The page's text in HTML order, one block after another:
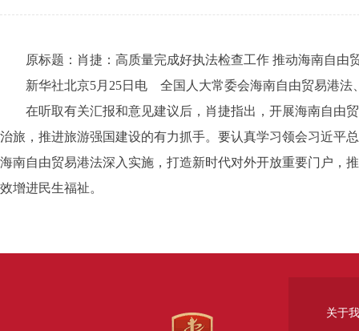
原标题：肖捷：高质量完成好执法检查工作 推动海南自由
新华社北京5月25日电 全国人大常委会海南自由贸易港法、
在听取有关汇报和意见建议后，肖捷指出，开展海南自由贸
治旅，推进旅游强国建设的有力抓手。要认真学习领会习近平
海南自由贸易港法深入实施，打造新时代对外开放重要门户，
效增进民生福祉。
关于